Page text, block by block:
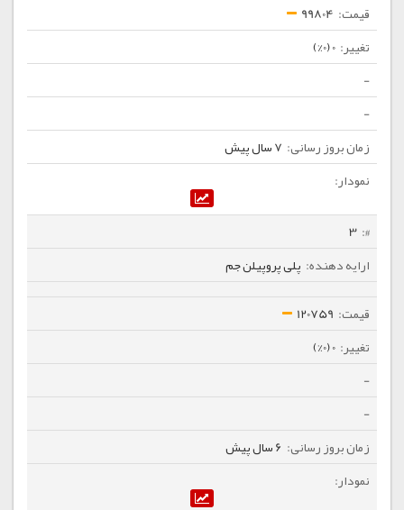
99804
0 (0%)
-
-
7 سال پیش
3
پلی پروپیلن جم
120759
0 (0%)
-
-
6 سال پیش